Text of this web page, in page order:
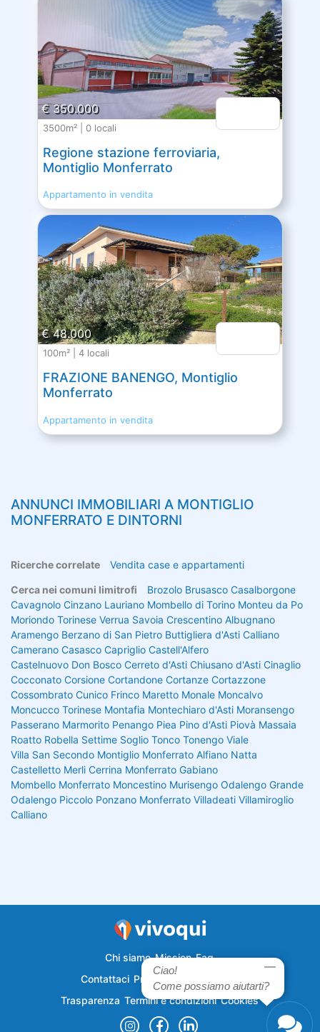
€ 350.000
3500m² | 0 locali
Regione stazione ferroviaria,
Montiglio Monferrato
Appartamento in vendita
€ 48.000
100m² | 4 locali
FRAZIONE BANENGO, Montiglio
Monferrato
Appartamento in vendita
ANNUNCI IMMOBILIARI A MONTIGLIO
MONFERRATO E DINTORNI
Ricerche correlate Vendita case e appartamenti
Cerca nei comuni limitrofi Brozolo Brusasco Casalborgone
Cavagnolo Cinzano Lauriano Mombello di Torino Monteu da Po
Moriondo Torinese Verrua Savoia Crescentino Albugnano
Aramengo Berzano di San Pietro Buttigliera d'Asti Calliano
Camerano Casasco Capriglio Castell'Alfero
Castelnuovo Don Bosco Cerreto d'Asti Chiusano d'Asti Cinaglio
Cocconato Corsione Cortandone Cortanze Cortazzone
Cossombrato Cunico Frinco Maretto Monale Moncalvo
Moncucco Torinese Montafia Montechiaro d'Asti Moransengo
Passerano Marmorito Penango Piea Pino d'Asti Piovà Massaia
Roatto Robella Settime Soglio Tonco Tonengo Viale
Villa San Secondo Montiglio Monferrato Alfiano Natta
Castelletto Merli Cerrina Monferrato Gabiano
Mombello Monferrato Moncestino Murisengo Odalengo Grande
Odalengo Piccolo Ponzano Monferrato Villadeati Villamiroglio
Calliano
Chi siamo Mission Faq
Contattaci Privacy
Trasparenza Termini e condizioni Cookies
Ciao!
Come possiamo aiutarti?